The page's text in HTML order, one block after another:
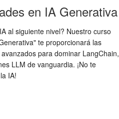
en IA Generativa
al siguiente nivel? Nuestro curso
te proporcionará las
para dominar LangChain,
LLM de vanguardia. ¡No te
IA!